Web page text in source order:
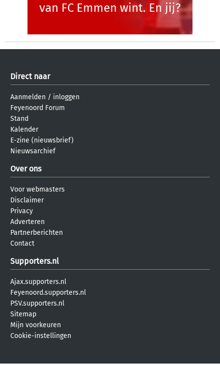
van FC Emmen wint. En jij?
Direct naar
Aanmelden / inloggen
Feyenoord Forum
Stand
Kalender
E-zine (nieuwsbrief)
Nieuwsarchief
Over ons
Voor webmasters
Disclaimer
Privacy
Adverteren
Partnerberichten
Contact
Supporters.nl
Ajax.supporters.nl
Feyenoord.supporters.nl
PSV.supporters.nl
Sitemap
Mijn voorkeuren
Cookie-instellingen